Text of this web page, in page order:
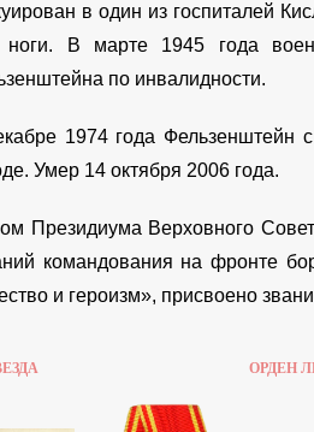
в один из госпиталей
В марте 1945 года
по инвалидности.
1974 года Фельзенштейн
Умер 14 октября 2006 года.
Президиума Верховного
командования на фронте
и героизм», присвоено
ОРДЕН